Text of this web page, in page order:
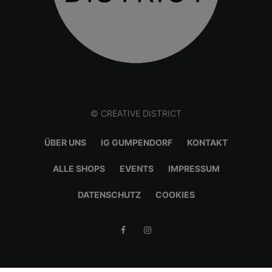
© CREATIVE DISTRICT
ÜBER UNS IG GUMPENDORF KONTAKT
ALLE SHOPS EVENTS IMPRESSUM
DATENSCHUTZ COOKIES